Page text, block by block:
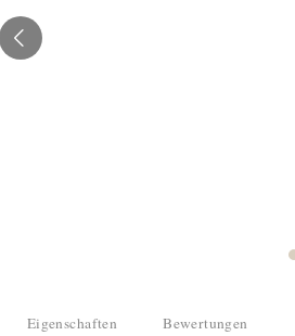
Eigenschaften Bewertungen